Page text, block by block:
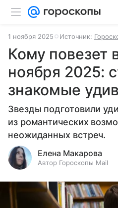
1 ноября 2025 Источник:
Кому повезет
ноября 2025:
знакомые
Звезды подготовили
из романтических
неожиданных встреч.
Елена Макарова
Автор Гороскопы Mail